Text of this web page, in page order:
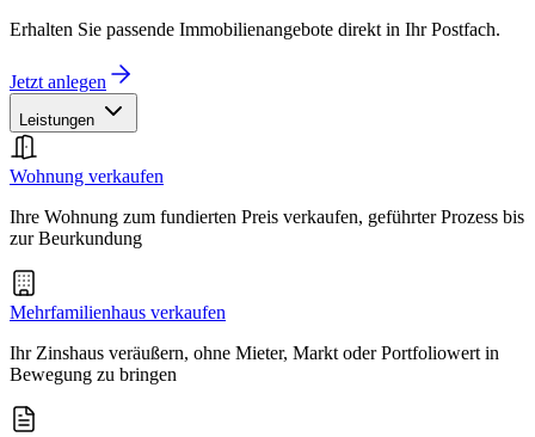
Erhalten Sie passende Immobilienangebote direkt in Ihr Postfach.
Jetzt anlegen
Leistungen
Wohnung verkaufen
Ihre Wohnung zum fundierten Preis verkaufen, geführter Prozess bis
zur Beurkundung
Mehrfamilienhaus verkaufen
Ihr Zinshaus veräußern, ohne Mieter, Markt oder Portfoliowert in
Bewegung zu bringen